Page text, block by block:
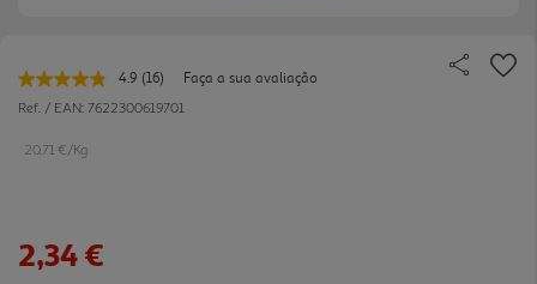
4.9 Leu
16
(16)
Faça a sua avaliação
Ref. / EAN: 7622300619701
20.71 €/Kg
2,34 €